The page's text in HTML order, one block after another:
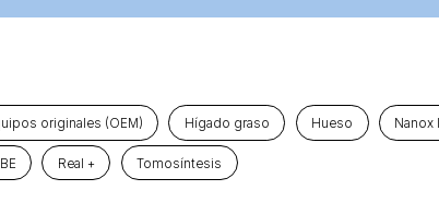
originales (OEM) Hígado graso Hueso Nanox
Real + Tomosíntesis